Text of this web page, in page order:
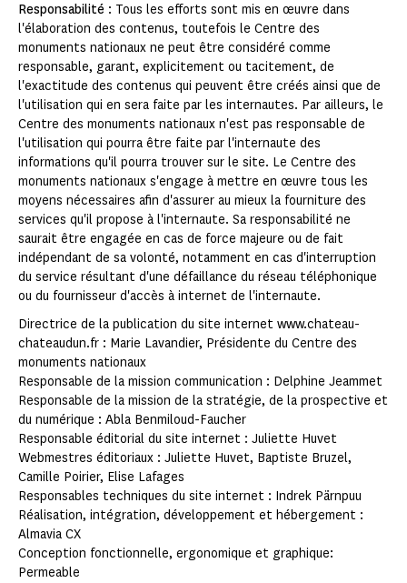
Responsabilité : Tous les efforts sont mis en œuvre dans
l'élaboration des contenus, toutefois le Centre des
monuments nationaux ne peut être considéré comme
responsable, garant, explicitement ou tacitement, de
l'exactitude des contenus qui peuvent être créés ainsi que de
l'utilisation qui en sera faite par les internautes. Par ailleurs, le
Centre des monuments nationaux n'est pas responsable de
l'utilisation qui pourra être faite par l'internaute des
informations qu'il pourra trouver sur le site. Le Centre des
monuments nationaux s'engage à mettre en œuvre tous les
moyens nécessaires afin d'assurer au mieux la fourniture des
services qu'il propose à l'internaute. Sa responsabilité ne
saurait être engagée en cas de force majeure ou de fait
indépendant de sa volonté, notamment en cas d'interruption
du service résultant d'une défaillance du réseau téléphonique
ou du fournisseur d'accès à internet de l'internaute.
Directrice de la publication du site internet www.chateau-
chateaudun.fr : Marie Lavandier, Présidente du Centre des
monuments nationaux
Responsable de la mission communication : Delphine Jeammet
Responsable de la mission de la stratégie, de la prospective et
du numérique : Abla Benmiloud-Faucher
Responsable éditorial du site internet : Juliette Huvet
Webmestres éditoriaux : Juliette Huvet, Baptiste Bruzel,
Camille Poirier, Elise Lafages
Responsables techniques du site internet : Indrek Pärnpuu
Réalisation, intégration, développement et hébergement :
Almavia CX
Conception fonctionnelle, ergonomique et graphique:
Permeable